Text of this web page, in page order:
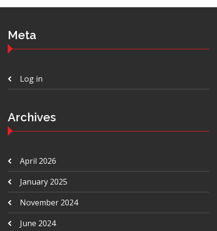
Meta
Log in
Archives
April 2026
January 2025
November 2024
June 2024